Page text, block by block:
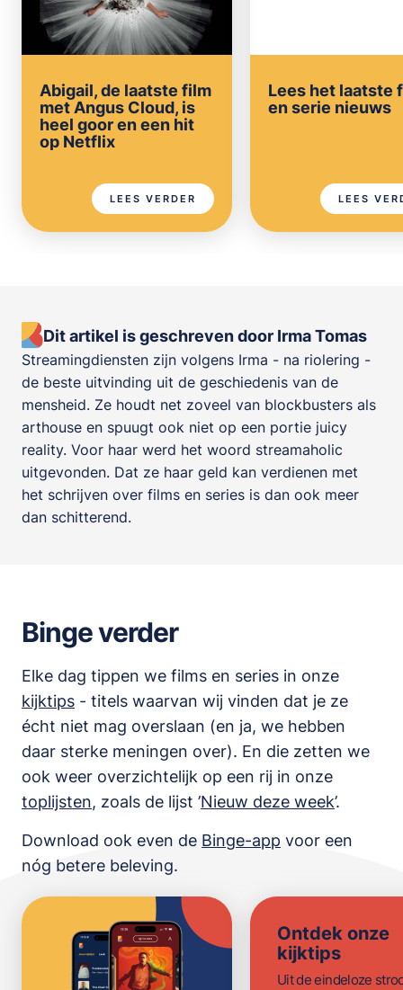
Abigail, de laatste film
met Angus Cloud, is
heel goor en een hit
op Netflix
LEES VERDER
Lees het laatste
en serie nieuws
LEES
Dit artikel is geschreven door Irma Tomas
Streamingdiensten zijn volgens Irma - na riolering -
de beste uitvinding uit de geschiedenis van de
mensheid. Ze houdt net zoveel van blockbusters als
arthouse en spuugt ook niet op een portie juicy
reality. Voor haar werd het woord streamaholic
uitgevonden. Dat ze haar geld kan verdienen met
het schrijven over films en series is dan ook meer
dan schitterend.
Binge verder
Elke dag tippen we films en series in onze
kijktips - titels waarvan wij vinden dat je ze
écht niet mag overslaan (en ja, we hebben
daar sterke meningen over). En die zetten we
ook weer overzichtelijk op een rij in onze
toplijsten, zoals de lijst ’Nieuw deze week’.
Download ook even de Binge-app voor een
nóg betere beleving.
Ontdek onze
kijktips
Uit de eindeloze